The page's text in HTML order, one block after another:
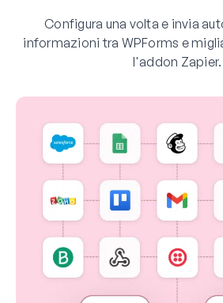
Configura una volta e invia
informazioni tra WPForms e
l'addon Zapier.